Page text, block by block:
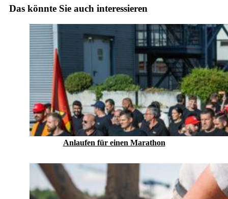
Das könnte Sie auch interessieren
Anlaufen für einen Marathon